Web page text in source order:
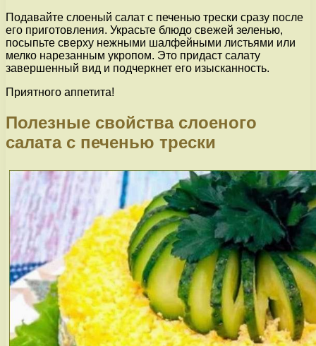
Подавайте слоеный салат с печенью трески сразу после
его приготовления. Украсьте блюдо свежей зеленью,
посыпьте сверху нежными шалфейными листьями или
мелко нарезанным укропом. Это придаст салату
завершенный вид и подчеркнет его изысканность.
Приятного аппетита!
Полезные свойства слоеного
салата с печенью трески